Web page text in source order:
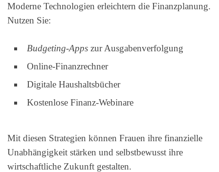
Moderne Technologien erleichtern die Finanzplanung.
Nutzen Sie:
Budgeting-Apps zur Ausgabenverfolgung
Online-Finanzrechner
Digitale Haushaltsbücher
Kostenlose Finanz-Webinare
Mit diesen Strategien können Frauen ihre finanzielle
Unabhängigkeit stärken und selbstbewusst ihre
wirtschaftliche Zukunft gestalten.